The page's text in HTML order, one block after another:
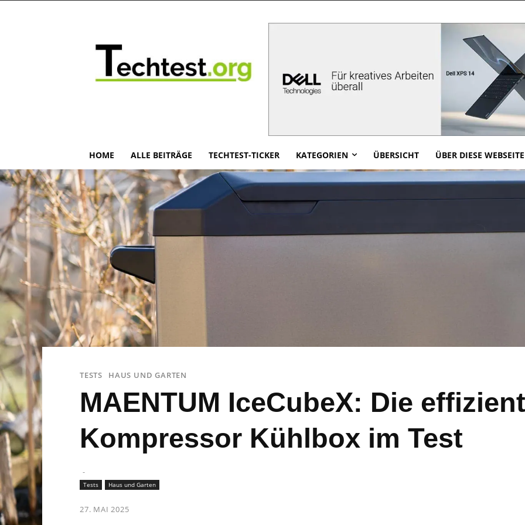
HOME ALLE BEITRÄGE TECHTEST-TICKER KATEGORIEN ÜBERSICHT ÜBER DIESE
TESTS HAUS UND GARTEN
MAENTUM IceCubeX: Die
Kompressor Kühlbox im Test
-
Tests
Haus und Garten
27. MAI 2025